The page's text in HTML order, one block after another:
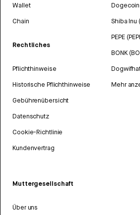
Wallet
Chain
Rechtliches
Pflichthinweise
Historische Pflichthinweise
Gebührenübersicht
Datenschutz
Cookie-Richtlinie
Kundenvertrag
Dogecoin
Shiba Inu
PEPE
BONK
Mehr
Muttergesellschaft
Über uns